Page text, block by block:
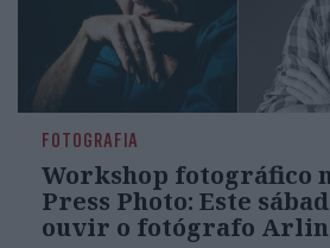
FOTOGRAFIA
Workshop fotográfico
Press Photo: Este
ouvir o fotógrafo